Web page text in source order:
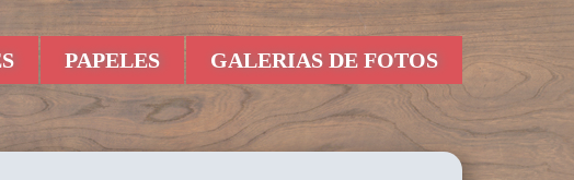
PAPELES GALERIAS DE FOTOS